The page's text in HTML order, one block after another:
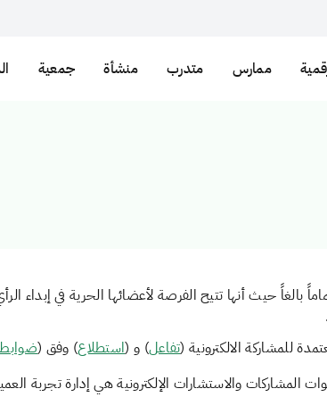
ممارس متدرب منشأة جمعية
بالغاً حيث أنها تتيح الفرصة لأعضائها الحرية في إبداء
للمشاركة الالكترونية (تفاعل) و (استطلاع) وفق (ضوابط
المشاركات والاستشارات الإلكترونية هي إدارة تجربة